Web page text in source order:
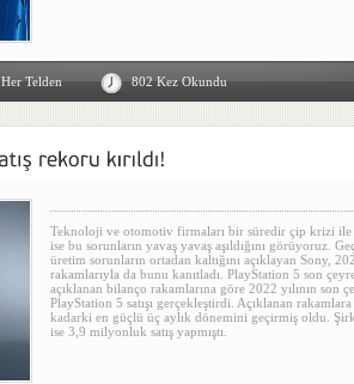
Her Telden 802 Kez Okundu
Teknoloji ve otomotiv firmaları bir süredir çip krizi ile
ise bu sorunların yavaş yavaş aşıldığını görüyoruz.
üretim sorunların ortadan kaltığını açıklayan Sony,
rakamlarıyla da bunu kanıtladı. PlayStation 5 son
açıklanan bilanço rakamlarına göre 2022 yılının son
PlayStation 5 satışı gerçekleştirdi. Açıklanan
kadarki en güçlü üç aylık dönemini geçirmiş oldu.
ise 3,9 milyonluk satış yapmıştı.